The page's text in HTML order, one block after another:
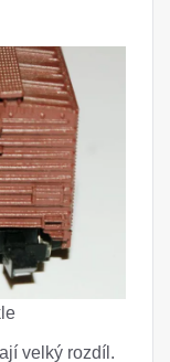
velký rozdíl.